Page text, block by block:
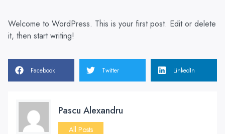
Welcome to WordPress. This is your first post. Edit or delete
it, then start writing!
Facebook Twitter LinkedIn
Pascu Alexandru
All Posts